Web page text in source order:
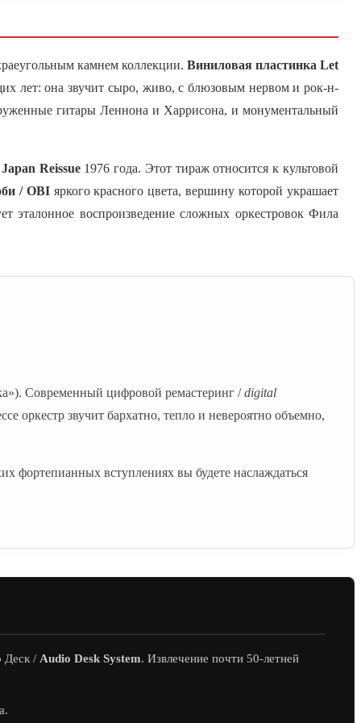
камнем коллекции. Виниловая пластинка Let
лет: она звучит сыро, живо, с блюзовым нервом и рок-н-
гитары Леннона и Харрисона, и монументальный
Reissue1976 года. Этот тираж относится к культовой
/ OBIяркого красного цвета, вершину которой украшает
эталонное воспроизведение сложных оркестровок Фила
Современный цифровой ремастеринг /digital
оркестр звучит бархатно, тепло и невероятно объемно,
фортепианных вступлениях вы будете наслаждаться
Деск / Audio Desk System. Извлечение почти 50-летней